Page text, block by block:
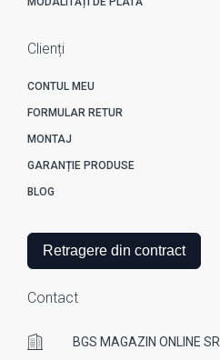
Clienți
CONTUL MEU
FORMULAR RETUR
MONTAJ
GARANȚIE PRODUSE
BLOG
Retragere din contract
Contact
BGS MAGAZIN ONLINE SRL